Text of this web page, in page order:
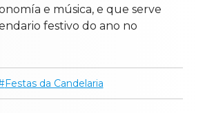
e música, e que serve
festivo do ano no
Festas da Candelaria